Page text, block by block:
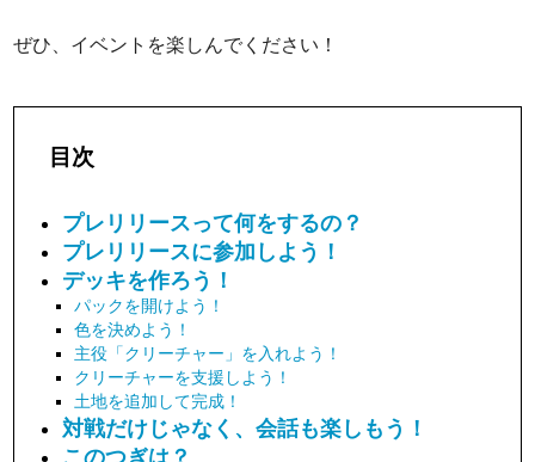
ぜひ、イベントを楽しんでください！
目次
プレリリースって何をするの？
プレリリースに参加しよう！
デッキを作ろう！
パックを開けよう！
色を決めよう！
主役「クリーチャー」を入れよう！
クリーチャーを支援しよう！
土地を追加して完成！
対戦だけじゃなく、会話も楽しもう！